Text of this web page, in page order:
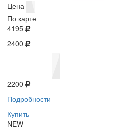
Цена
По карте
4195
2400
2200
Подробности
Купить
NEW